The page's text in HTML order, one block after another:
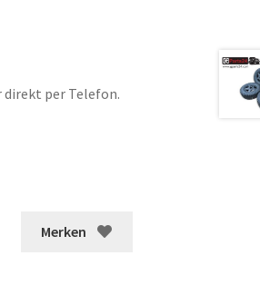
direkt per Telefon.
Merken